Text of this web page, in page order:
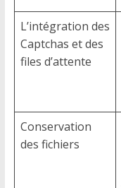
L’intégration des
Captchas et des
files d’attente
Conservation
des fichiers